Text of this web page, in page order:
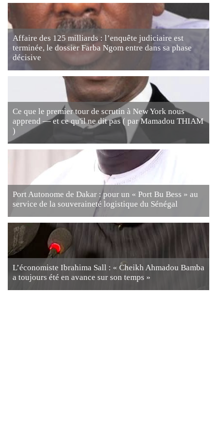
Affaire des 125 milliards : l’enquête judiciaire est
terminée, le dossier Farba Ngom entre dans sa phase
décisive
Ce que le premier tour de scrutin à New York nous
apprend — et ce qu'il ne dit pas ( par Mamadou THIAM
)
Port Autonome de Dakar : pour un « Port Bu Bess » au
service de la souveraineté logistique du Sénégal
L’économiste Ibrahima Sall : « Cheikh Ahmadou Bamba
a toujours été en avance sur son temps »